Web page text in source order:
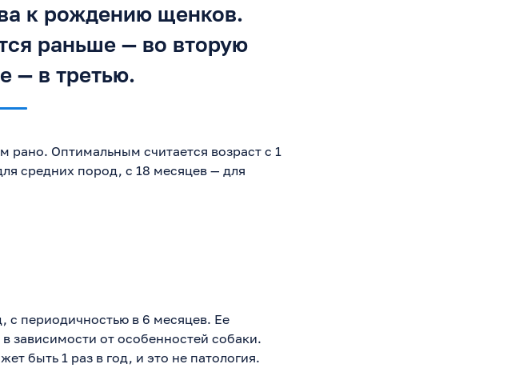
к рождению щенков.
раньше — во вторую
— в третью.
рано. Оптимальным считается возраст с 1
средних пород, с 18 месяцев — для
с периодичностью в 6 месяцев. Ее
зависимости от особенностей собаки.
быть 1 раз в год, и это не патология.